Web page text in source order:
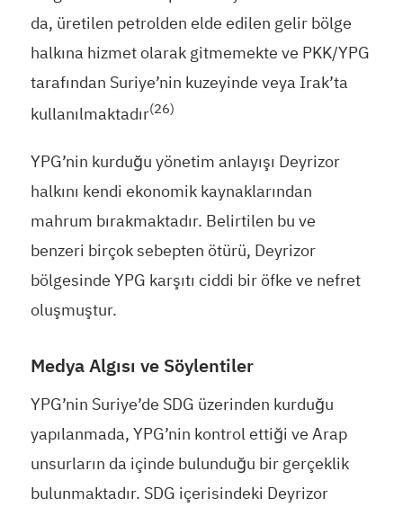
da, üretilen petrolden elde edilen gelir bölge
halkına hizmet olarak gitmemekte ve PKK/YPG
tarafından Suriye’nin kuzeyinde veya Irak’ta
kullanılmaktadır(26)
YPG’nin kurduğu yönetim anlayışı Deyrizor
halkını kendi ekonomik kaynaklarından
mahrum bırakmaktadır. Belirtilen bu ve
benzeri birçok sebepten ötürü, Deyrizor
bölgesinde YPG karşıtı ciddi bir öfke ve nefret
oluşmuştur.
Medya Algısı ve Söylentiler
YPG’nin Suriye’de SDG üzerinden kurduğu
yapılanmada, YPG’nin kontrol ettiği ve Arap
unsurların da içinde bulunduğu bir gerçeklik
bulunmaktadır. SDG içerisindeki Deyrizor